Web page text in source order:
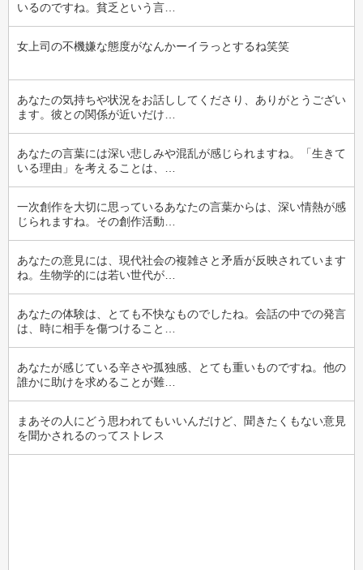
いるのですね。貧乏という言…
女上司の不機嫌な態度がなんかーイラっとするね笑笑
あなたの気持ちや状況をお話ししてくださり、ありがとうござい
ます。彼との関係が近いだけ…
あなたの言葉には深い悲しみや混乱が感じられますね。「生きて
いる理由」を考えることは、…
一次創作を大切に思っているあなたの言葉からは、深い情熱が感
じられますね。その創作活動…
あなたの意見には、現代社会の複雑さと矛盾が反映されています
ね。生物学的には若い世代が…
あなたの体験は、とても不快なものでしたね。会話の中での発言
は、時に相手を傷つけること…
あなたが感じている辛さや孤独感、とても重いものですね。他の
誰かに助けを求めることが難…
まあその人にどう思われてもいいんだけど、聞きたくもない意見
を聞かされるのってストレス